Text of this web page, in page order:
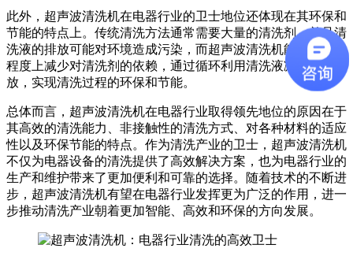
此外，超声波清洗机在电器行业的卫士地位还体现在其环保和
节能的特点上。传统清洗方法通常需要大量的清洗剂，并且清
洗液的排放可能对环境造成污染，而超声波清洗机能够在一定
程度上减少对清洗剂的依赖，通过循环利用清洗液减少废水排
放，实现清洗过程的环保和节能。
总体而言，超声波清洗机在电器行业取得领先地位的原因在于
其高效的清洗能力、非接触性的清洗方式、对各种材料的适应
性以及环保节能的特点。作为清洗产业的卫士，超声波清洗机
不仅为电器设备的清洗提供了高效解决方案，也为电器行业的
生产和维护带来了更加便利和可靠的选择。随着技术的不断进
步，超声波清洗机有望在电器行业发挥更为广泛的作用，进一
步推动清洗产业朝着更加智能、高效和环保的方向发展。